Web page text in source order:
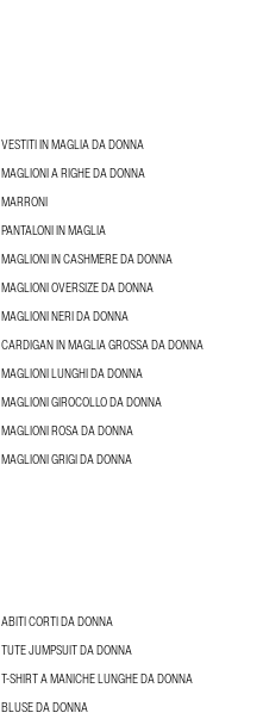
VESTITI IN MAGLIA DA DONNA
MAGLIONI A RIGHE DA DONNA
MARRONI
PANTALONI IN MAGLIA
MAGLIONI IN CASHMERE DA DONNA
MAGLIONI OVERSIZE DA DONNA
MAGLIONI NERI DA DONNA
CARDIGAN IN MAGLIA GROSSA DA DONNA
MAGLIONI LUNGHI DA DONNA
MAGLIONI GIROCOLLO DA DONNA
MAGLIONI ROSA DA DONNA
MAGLIONI GRIGI DA DONNA
ABITI CORTI DA DONNA
TUTE JUMPSUIT DA DONNA
T-SHIRT A MANICHE LUNGHE DA DONNA
BLUSE DA DONNA